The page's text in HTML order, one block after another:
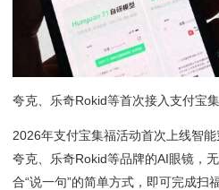
夸克、乐奇Rokid等首次接入支付宝
2026年支付宝集福活动首次上线智
夸克、乐奇Rokid等品牌的AI眼镜，
合“说一句”的简单方式，即可完成扫